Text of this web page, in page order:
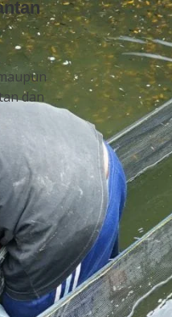
dan
Molly
Channa
Koi
Koki
Guppy
Platy
Glofish
Danio
Manfish
Discuss
Palmas
Kura-kura
KATEGORI